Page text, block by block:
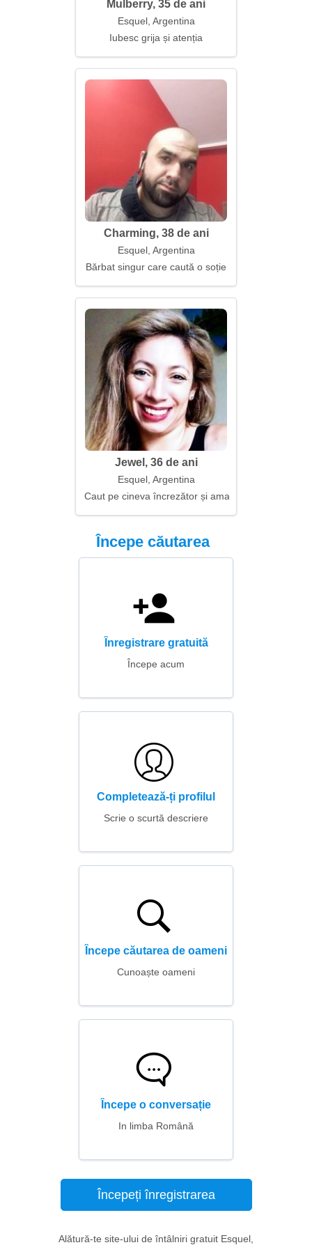
Mulberry, 35 de ani
Esquel, Argentina
Iubesc grija și atenția
Charming, 38 de ani
Esquel, Argentina
Bărbat singur care caută o soție
Jewel, 36 de ani
Esquel, Argentina
Caut pe cineva încrezător și amabil
Începe căutarea
Înregistrare gratuită
Începe acum
Completează-ți profilul
Scrie o scurtă descriere
Începe căutarea de oameni
Cunoaște oameni
Începe o conversație
In limba Română
Începeți înregistrarea
Alătură-te site-ului de întâlniri gratuit Esquel,